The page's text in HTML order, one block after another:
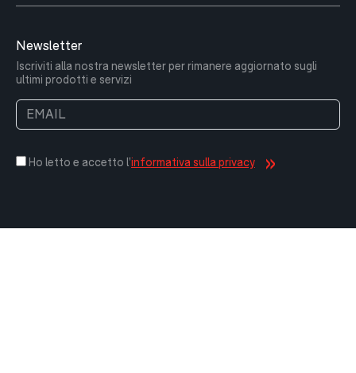
Newsletter
Iscriviti alla nostra newsletter per rimanere aggiornato sugli
ultimi prodotti e servizi
Ho letto e accetto l'informativa sulla privacy